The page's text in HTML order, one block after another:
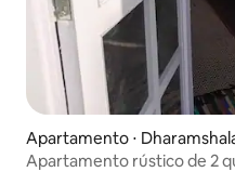
Apartamento ⋅
Apartamento rústico de 2